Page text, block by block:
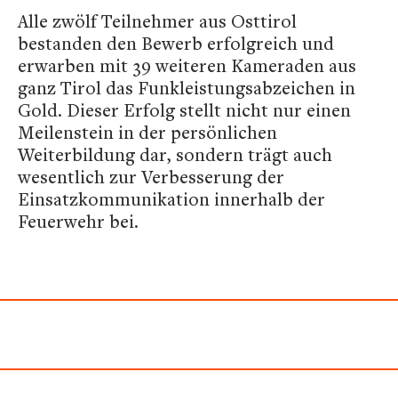
Alle zwölf Teilnehmer aus Osttirol
bestanden den Bewerb erfolgreich und
erwarben mit 39 weiteren Kameraden aus
ganz Tirol das Funkleistungsabzeichen in
Gold. Dieser Erfolg stellt nicht nur einen
Meilenstein in der persönlichen
Weiterbildung dar, sondern trägt auch
wesentlich zur Verbesserung der
Einsatzkommunikation innerhalb der
Feuerwehr bei.